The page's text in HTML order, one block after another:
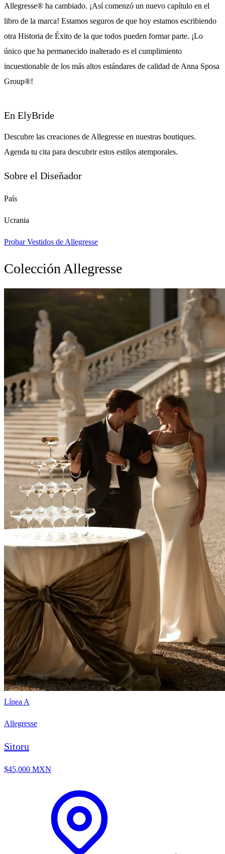
Allegresse® ha cambiado. ¡Así comenzó un nuevo capítulo en el
libro de la marca! Estamos seguros de que hoy estamos escribiendo
otra Historia de Éxito de la que todos pueden formar parte. ¡Lo
único que ha permanecido inalterado es el cumplimiento
incuestionable de los más altos estándares de calidad de Anna Sposa
Group®!
En ElyBride
Descubre las creaciones de Allegresse en nuestras boutiques.
Agenda tu cita para descubrir estos estilos atemporales.
Sobre el Diseñador
País
Ucrania
Probar Vestidos de Allegresse
Colección Allegresse
Línea A
Allegresse
Sitoru
$45,000 MXN